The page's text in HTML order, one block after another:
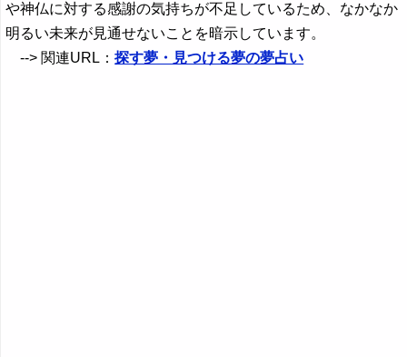
や神仏に対する感謝の気持ちが不足しているため、なかなか
明るい未来が見通せないことを暗示しています。
--> 関連URL：探す夢・見つける夢の夢占い